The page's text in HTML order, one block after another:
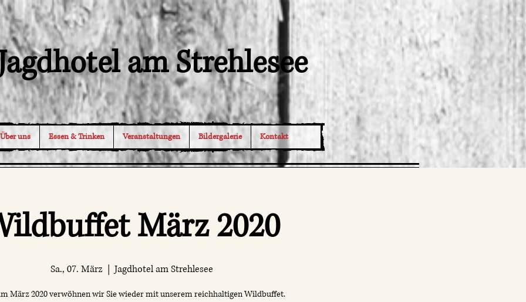
am Strehlesee
Über uns Essen & Trinken Veranstaltungen Bildergalerie Kontakt
März 2020
Sa., 07. März
  |
Jagdhotel am Strehlesee
März 2020 verwöhnen wir Sie wieder mit unserem reichhaltigen Wildbuffet.